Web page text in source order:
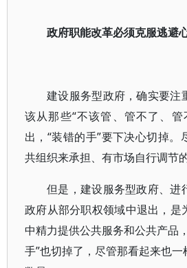
政府职能改革必须克服逃避
建设服务型政府，确实要注
该从那些“不该管、管不了、管
出，“装错的手”要下决心切掉。
共组织来承担、有市场自行调节
但是，建设服务型政府、进
政府从部分职权领域中退出，是
中精力提供公共服务和公共产品
手”也切掉了，尽管那看起来也